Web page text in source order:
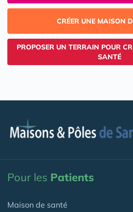
CRÉER UNE MAISON
PROPOSER UN TERRAIN POUR
SANTÉ
Pour les Patients
Maison de santé